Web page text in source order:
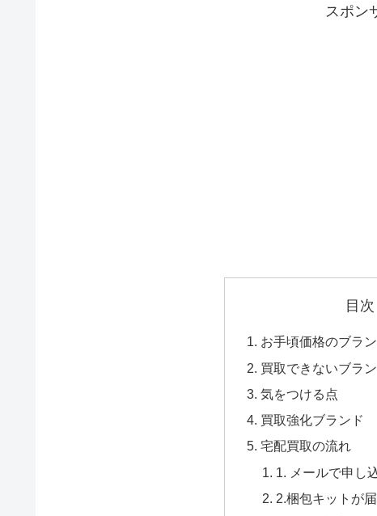
スポン
目次
お手頃価格のブラ
買取できないブラ
気をつける点
買取強化ブランド
宅配買取の流れ
1. メールで申し
2.梱包キットが